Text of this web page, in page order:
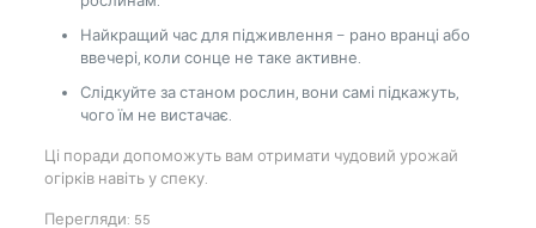
Найкращий час для підживлення – рано вранці або
ввечері, коли сонце не таке активне.
Слідкуйте за станом рослин, вони самі підкажуть,
чого їм не вистачає.
Ці поради допоможуть вам отримати чудовий урожай
огірків навіть у спеку.
Перегляди: 55